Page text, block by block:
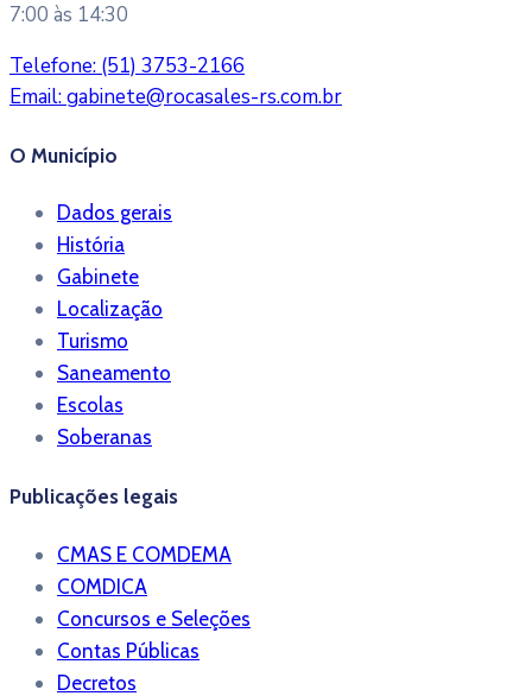
7:00 às 14:30
Telefone: (51) 3753-2166
Email:gabinete@rocasales-rs.com.br
O Município
Dados gerais
História
Gabinete
Localização
Turismo
Saneamento
Escolas
Soberanas
Publicações legais
CMAS E COMDEMA
COMDICA
Concursos e Seleções
Contas Públicas
Decretos